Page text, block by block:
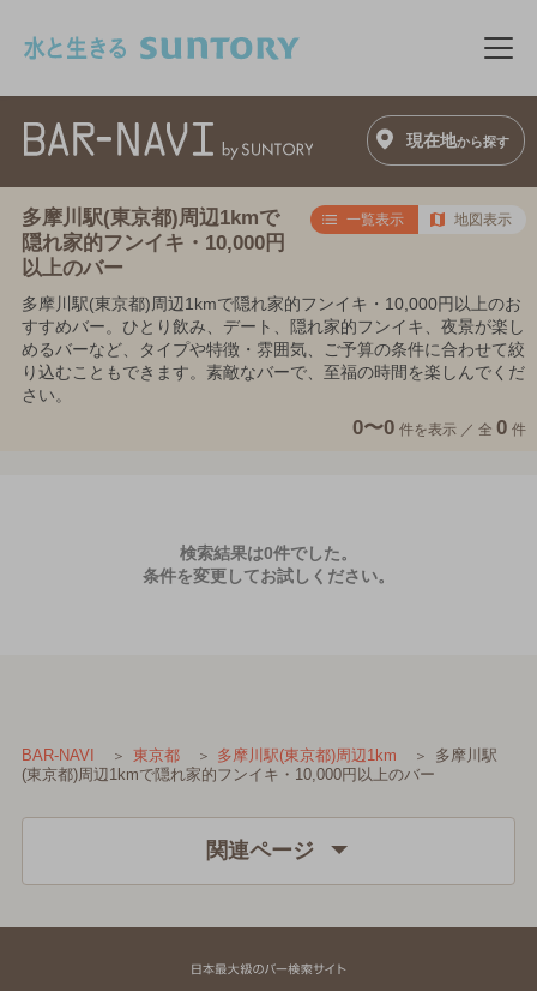
メ
現在地から探す
多摩川駅(東京都)周辺1kmで
隠れ家的フンイキ・10,000円
以上のバー
一覧表示 地図表示
多摩川駅(東京都)周辺1kmで隠れ家的フンイキ・10,000円以上のお
すすめバー。ひとり飲み、デート、隠れ家的フンイキ、夜景が楽し
めるバーなど、タイプや特徴・雰囲気、ご予算の条件に合わせて絞
り込むこともできます。素敵なバーで、至福の時間を楽しんでくだ
さい。
0〜0 件を表示 ／ 全 0 件
検索結果は0件でした。
条件を変更してお試しください。
BAR-NAVI 東京都 多摩川駅(東京都)周辺1km
多摩川駅
(東京都)周辺1kmで隠れ家的フンイキ・10,000円以上のバー
関連ページ